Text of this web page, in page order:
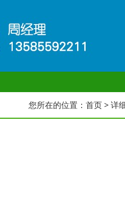
您所在的位置： 首页> 详